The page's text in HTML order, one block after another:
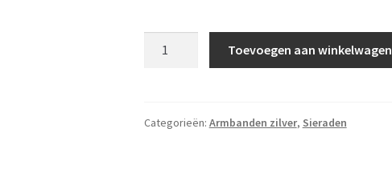
Toevoegen aan winkelwagen
Categorieën: Armbanden zilver, Sieraden